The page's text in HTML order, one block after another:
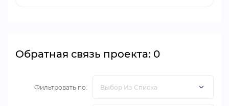
Обратная связь проекта: 0
Фильтровать по: